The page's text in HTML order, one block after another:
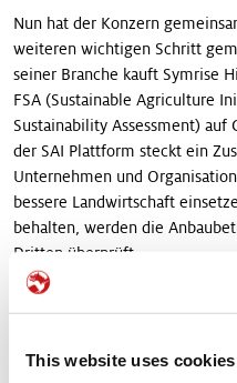
This website uses cookies
Nun hat der Konzern
weiteren wichtigen Schritt
seiner Branche kauft Symrise
FSA (Sustainable Agriculture
Sustainability Assessment)
der SAI Plattform steckt ein
Unternehmen und
bessere Landwirtschaft
behalten, werden die
Dritten überprüft.
Symrise arbeitet daran, ein
Anbau und der Verarbeitung